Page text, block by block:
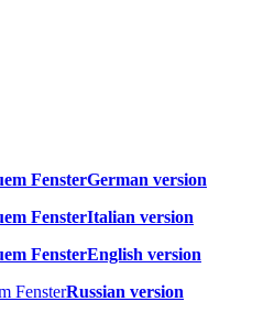
German version
Italian version
English version
Russian version